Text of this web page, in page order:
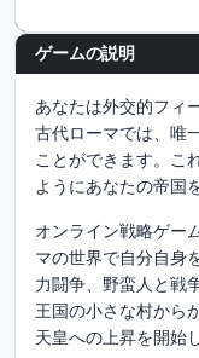
ゲームの説明
あなたは外交的フィ
古代ローマでは、唯
ことができます。こ
ようにあなたの帝国
オンライン戦略ゲー
マの世界で自分自身
力闘争、野蛮人と戦
王国の小さな村から
天皇への上昇を開始